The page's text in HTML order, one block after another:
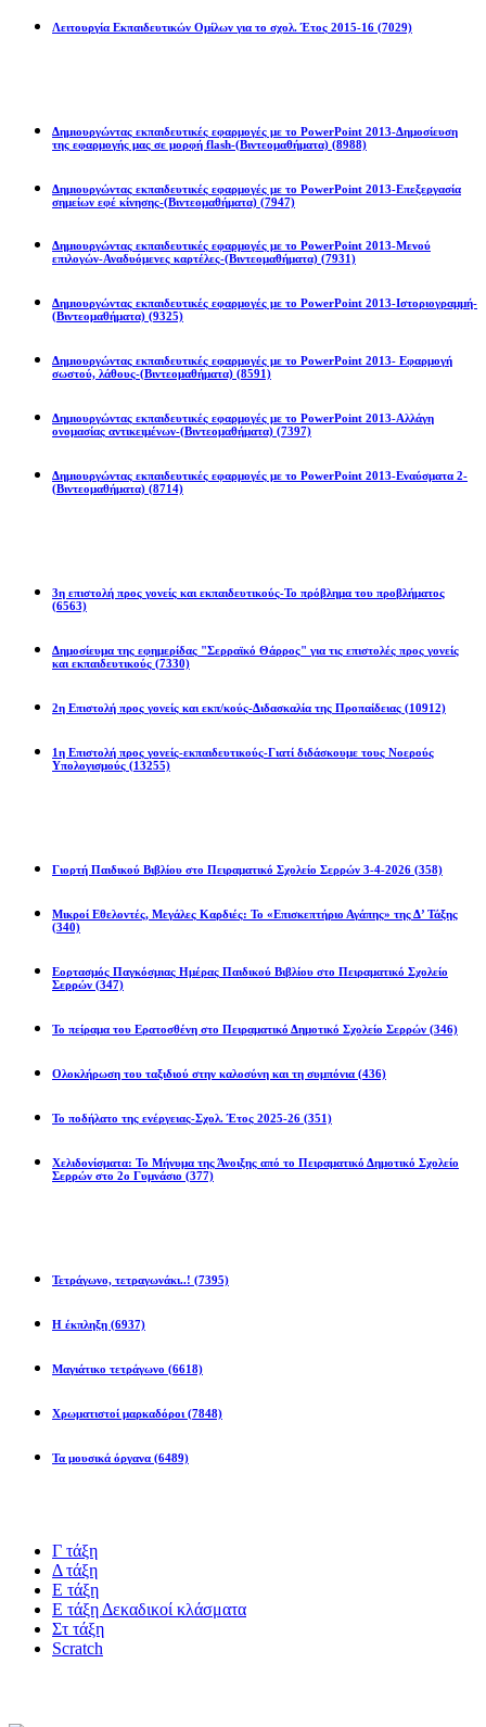
Λειτουργία Εκπαιδευτικών Ομίλων για το σχολ. Έτος 2015-16 (7029)
Δημιουργώντας εκπαιδευτικές εφαρμογές με το PowerPoint 2013-Δημοσίευση
της εφαρμογής μας σε μορφή flash-(Βιντεομαθήματα) (8988)
Δημιουργώντας εκπαιδευτικές εφαρμογές με το PowerPoint 2013-Επεξεργασία
σημείων εφέ κίνησης-(Βιντεομαθήματα) (7947)
Δημιουργώντας εκπαιδευτικές εφαρμογές με το PowerPoint 2013-Μενού
επιλογών-Αναδυόμενες καρτέλες-(Βιντεομαθήματα) (7931)
Δημιουργώντας εκπαιδευτικές εφαρμογές με το PowerPoint 2013-Ιστοριογραμμή-
(Βιντεομαθήματα) (9325)
Δημιουργώντας εκπαιδευτικές εφαρμογές με το PowerPoint 2013- Εφαρμογή
σωστού, λάθους-(Βιντεομαθήματα) (8591)
Δημιουργώντας εκπαιδευτικές εφαρμογές με το PowerPoint 2013-Αλλάγη
ονομασίας αντικειμένων-(Βιντεομαθήματα) (7397)
Δημιουργώντας εκπαιδευτικές εφαρμογές με το PowerPoint 2013-Εναύσματα 2-
(Βιντεομαθήματα) (8714)
3η επιστολή προς γονείς και εκπαιδευτικούς-Το πρόβλημα του προβλήματος
(6563)
Δημοσίευμα της εφημερίδας "Σερραϊκό Θάρρος" για τις επιστολές προς γονείς
και εκπαιδευτικούς (7330)
2η Eπιστολή προς γονείς και εκπ/κούς-Διδασκαλία της Προπαίδειας (10912)
1η Επιστολή προς γονείς-εκπαιδευτικούς-Γιατί διδάσκουμε τους Νοερούς
Υπολογισμούς (13255)
Γιορτή Παιδικού Βιβλίου στο Πειραματικό Σχολείο Σερρών 3-4-2026 (358)
Μικροί Εθελοντές, Μεγάλες Καρδιές: Το «Επισκεπτήριο Αγάπης» της Δ’ Τάξης
(340)
Εορτασμός Παγκόσμιας Ημέρας Παιδικού Βιβλίου στο Πειραματικό Σχολείο
Σερρών (347)
Το πείραμα του Ερατοσθένη στο Πειραματικό Δημοτικό Σχολείο Σερρών (346)
Ολοκλήρωση του ταξιδιού στην καλοσύνη και τη συμπόνια (436)
Το ποδήλατο της ενέργειας-Σχολ. Έτος 2025-26 (351)
Χελιδονίσματα: Το Μήνυμα της Άνοιξης από το Πειραματικό Δημοτικό Σχολείο
Σερρών στο 2ο Γυμνάσιο (377)
Τετράγωνο, τετραγωνάκι..! (7395)
Η έκπληξη (6937)
Μαγιάτικο τετράγωνο (6618)
Χρωματιστοί μαρκαδόροι (7848)
Τα μουσικά όργανα (6489)
Γ τάξη
Δ τάξη
Ε τάξη
Ε τάξη Δεκαδικοί κλάσματα
Στ τάξη
Scratch